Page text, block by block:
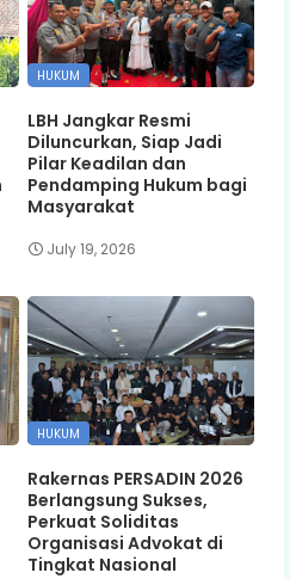
HUKUM
LBH Jangkar Resmi
Diluncurkan, Siap Jadi
Pilar Keadilan dan
Pendamping Hukum bagi
Masyarakat
July 19, 2026
HUKUM
Rakernas PERSADIN 2026
Berlangsung Sukses,
Perkuat Soliditas
Organisasi Advokat di
Tingkat Nasional